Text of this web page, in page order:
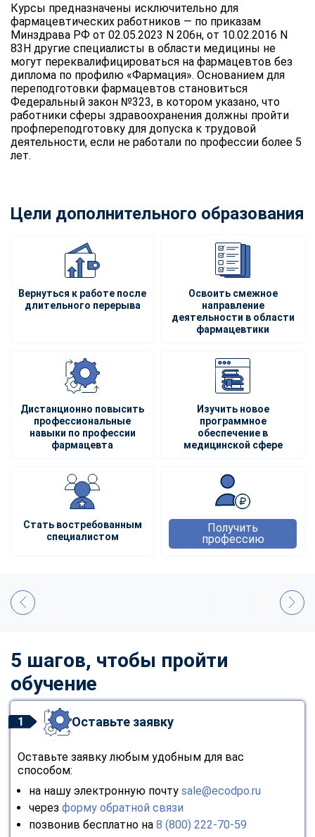
Курсы предназначены исключительно для
фармацевтических работников — по приказам
Минздрава РФ от 02.05.2023 N 206н, от 10.02.2016 N
83Н другие специалисты в области медицины не
могут переквалифицироваться на фармацевтов без
диплома по профилю «Фармация». Основанием для
переподготовки фармацевтов становиться
Федеральный закон №323, в котором указано, что
работники сферы здравоохранения должны пройти
профпереподготовку для допуска к трудовой
деятельности, если не работали по профессии более 5
лет.
Цели дополнительного образования
Вернуться к работе после
длительного перерыва
Освоить смежное
направление
деятельности в области
фармацевтики
Дистанционно повысить
профессиональные
навыки по профессии
фармацевта
Изучить новое
программное
обеспечение в
медицинской сфере
Стать востребованным
специалистом
Получить
профессию
5 шагов, чтобы пройти
обучение
1 Оставьте заявку
Оставьте заявку любым удобным для вас
способом:
на нашу электронную почту sale@ecodpo.ru
через форму обратной связи
позвонив бесплатно на 8 (800) 222-70-59